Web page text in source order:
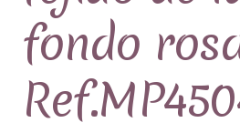
fondo